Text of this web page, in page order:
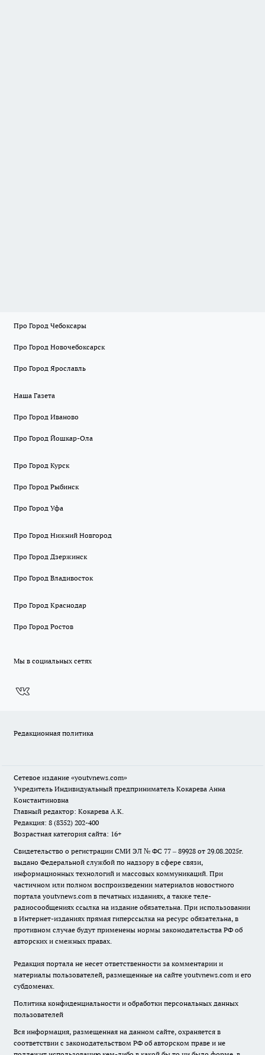
Про Город Чебоксары
Про Город Новочебоксарск
Про Город Ярославль
Наша Газета
Про Город Иваново
Про Город Йошкар-Ола
Про Город Курск
Про Город Рыбинск
Про Город Уфа
Про Город Нижний Новгород
Про Город Дзержинск
Про Город Владивосток
Про Город Краснодар
Про Город Ростов
Мы в социальных сетях
Редакционная политика
Сетевое издание «youtvnews.com»
Учредитель Индивидуальный предприниматель Кокарева Анна
Константиновна
Главный редактор: Кокарева А.К.
Редакция: 8 (8352) 202-400
Возрастная категория сайта: 16+
Свидетельство о регистрации СМИ ЭЛ № ФС 77 – 89928 от 29.08.2025г.
выдано Федеральной службой по надзору в сфере связи,
информационных технологий и массовых коммуникаций. При
частичном или полном воспроизведении материалов новостного
портала youtvnews.com в печатных изданиях, а также теле-
радиосообщениях ссылка на издание обязательна. При использовании
в Интернет-изданиях прямая гиперссылка на ресурс обязательна, в
противном случае будут применены нормы законодательства РФ об
авторских и смежных правах.
Редакция портала не несет ответственности за комментарии и
материалы пользователей, размещенные на сайте youtvnews.com и его
субдоменах.
Политика конфиденциальности и обработки персональных данных
пользователей
Вся информация, размещенная на данном сайте, охраняется в
соответствии с законодательством РФ об авторском праве и не